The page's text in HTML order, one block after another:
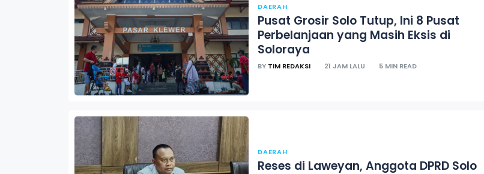
DAERAH
Pusat Grosir Solo Tutup, Ini 8 Pusat
Perbelanjaan yang Masih Eksis di
Soloraya
BY TIM REDAKSI 21 JAM LALU 5 MIN READ
DAERAH
Reses di Laweyan, Anggota DPRD Solo